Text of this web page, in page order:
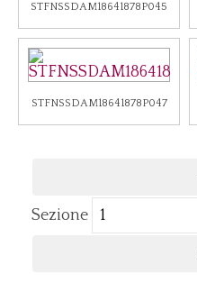
STFNSSDAM18641878P045
STFNSSDAM18641878P047
Sezione